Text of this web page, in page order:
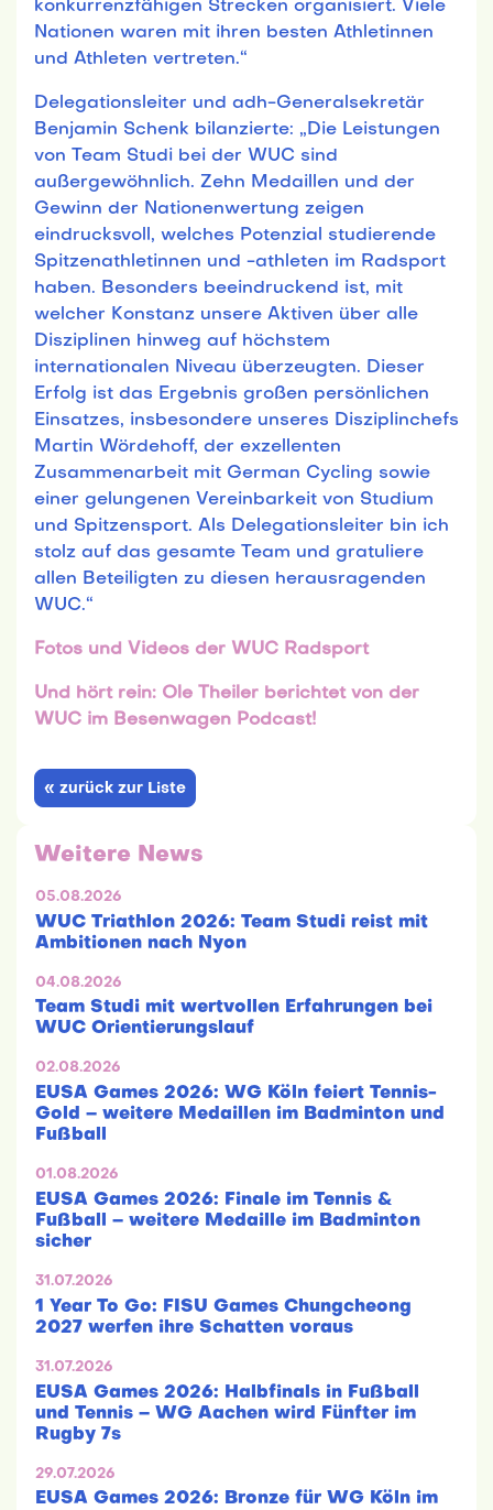
konkurrenzfähigen Strecken organisiert. Viele
Nationen waren mit ihren besten Athletinnen
und Athleten vertreten.“
Delegationsleiter und adh-Generalsekretär
Benjamin Schenk bilanzierte: „Die Leistungen
von Team Studi bei der WUC sind
außergewöhnlich. Zehn Medaillen und der
Gewinn der Nationenwertung zeigen
eindrucksvoll, welches Potenzial studierende
Spitzenathletinnen und -athleten im Radsport
haben. Besonders beeindruckend ist, mit
welcher Konstanz unsere Aktiven über alle
Disziplinen hinweg auf höchstem
internationalen Niveau überzeugten. Dieser
Erfolg ist das Ergebnis großen persönlichen
Einsatzes, insbesondere unseres Disziplinchefs
Martin Wördehoff, der exzellenten
Zusammenarbeit mit German Cycling sowie
einer gelungenen Vereinbarkeit von Studium
und Spitzensport. Als Delegationsleiter bin ich
stolz auf das gesamte Team und gratuliere
allen Beteiligten zu diesen herausragenden
WUC.“
Fotos und Videos der WUC Radsport
Und hört rein: Ole Theiler berichtet von der
WUC im Besenwagen Podcast!
« zurück zur Liste
Weitere News
05.08.2026
WUC Triathlon 2026: Team Studi reist mit
Ambitionen nach Nyon
04.08.2026
Team Studi mit wertvollen Erfahrungen bei
WUC Orientierungslauf
02.08.2026
EUSA Games 2026: WG Köln feiert Tennis-
Gold – weitere Medaillen im Badminton und
Fußball
01.08.2026
EUSA Games 2026: Finale im Tennis &
Fußball – weitere Medaille im Badminton
sicher
31.07.2026
1 Year To Go: FISU Games Chungcheong
2027 werfen ihre Schatten voraus
31.07.2026
EUSA Games 2026: Halbfinals in Fußball
und Tennis – WG Aachen wird Fünfter im
Rugby 7s
29.07.2026
EUSA Games 2026: Bronze für WG Köln im